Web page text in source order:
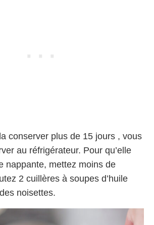
conserver plus de 15 jours , vous
au réfrigérateur. Pour qu’elle
nappante, mettez moins de
2 cuillères à soupes d’huile
noisettes.